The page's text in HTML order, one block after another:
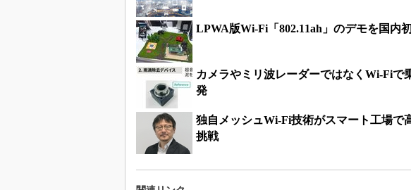
LPWA版Wi-Fi「802.11ah」のデモを国内
カメラやミリ波レーダーではなくWi-Fiで
発
独自メッシュWi-Fi技術がスマート工場で
挑戦